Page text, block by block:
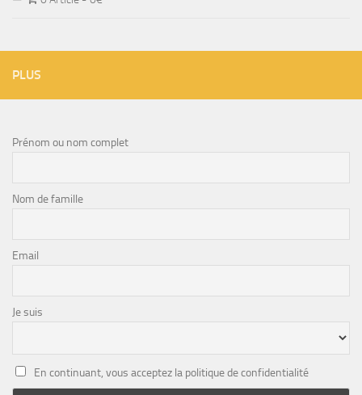
PLUS
Prénom ou nom complet
Nom de famille
Email
Je suis
En continuant, vous acceptez la politique de confidentialité